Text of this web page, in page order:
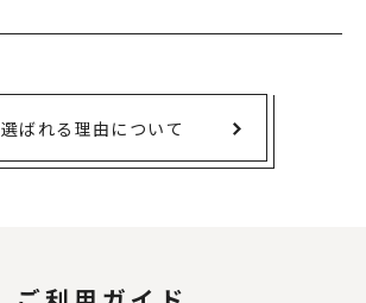
選ばれる理由について